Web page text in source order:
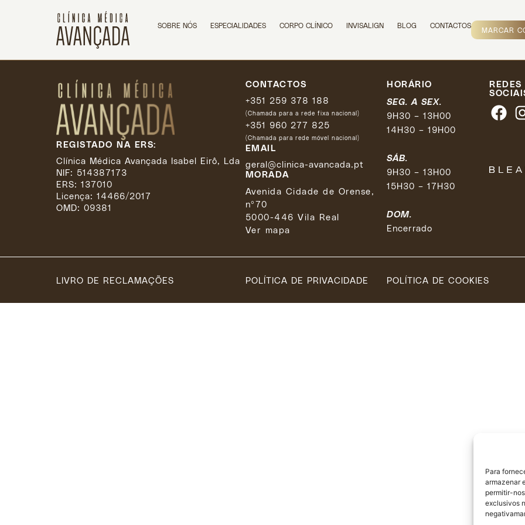
Para
armazenar
permitir-
exclusivos
SOBRE NÓS ESPECIALIDADES CORPO CLÍNICO INVISALIGN BLOG CONTACTOS
MARCAR
Dra. Maria João Ferreira
REGISTADO NA ERS:
Clínica Médica Avançada Isabel Eirô, Lda
NIF: 514387173
ERS: 137010
Licença: 14466/2017
OMD: 09381
CONTACTOS
+351 259 378 188
(Chamada para a rede fixa nacional)
+351 960 277 825
(Chamada para rede móvel nacional)
EMAIL
geral@clinica-avancada.pt
MORADA
Avenida Cidade de Orense,
nº70
5000-446 Vila Real
Ver mapa
HORÁRIO
SEG. A SEX.
9H30 – 13H00
14H30 – 19H00
SÁB.
9H30 – 13H00
15H30 – 17H30
DOM.
Encerrado
REDES
LIVRO DE RECLAMAÇÕES POLÍTICA DE PRIVACIDADE POLÍTICA DE COOKIES